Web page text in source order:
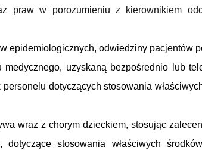
praw w porozumieniu z kierownikiem
epidemiologicznych, odwiedziny pacjentów
uzyskaną bezpośrednio lub
dotyczących stosowania
wraz z chorym dzieckiem, stosując
stosowania właściwych